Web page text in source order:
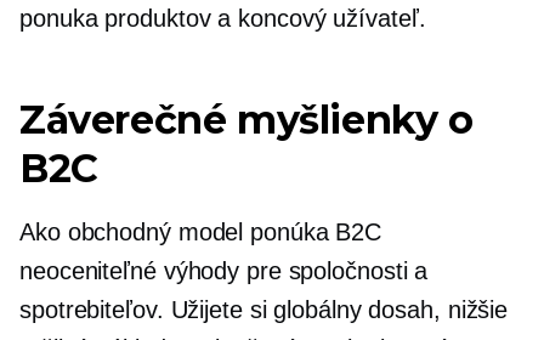
ponuka produktov a koncový užívateľ.
Záverečné myšlienky o
B2C
Ako obchodný model ponúka B2C
neoceniteľné výhody pre spoločnosti a
spotrebiteľov. Užijete si globálny dosah, nižšie